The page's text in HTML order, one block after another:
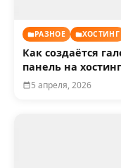
РАЗНОЕ ХОСТИНГ
Как создаётся
панель на
5 апреля, 2026